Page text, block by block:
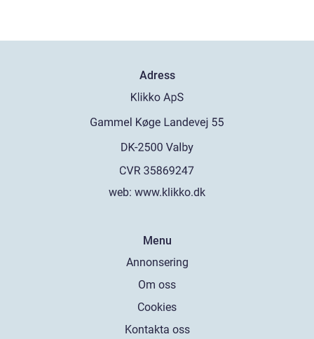
Adress
web: www.klikko.dk
Menu
Annonsering
Om oss
Cookies
Kontakta oss